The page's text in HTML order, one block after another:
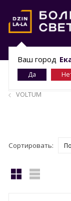
Ваш город
VOLTUM
Сортировать: